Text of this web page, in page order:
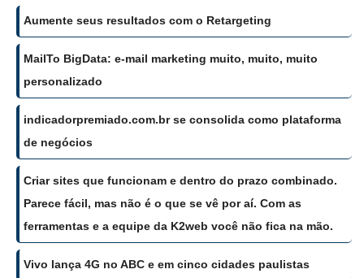
Aumente seus resultados com o Retargeting
MailTo BigData: e-mail marketing muito, muito, muito
personalizado
indicadorpremiado.com.br se consolida como plataforma
de negócios
Criar sites que funcionam e dentro do prazo combinado.
Parece fácil, mas não é o que se vê por aí. Com as
ferramentas e a equipe da K2web você não fica na mão.
Vivo lança 4G no ABC e em cinco cidades paulistas